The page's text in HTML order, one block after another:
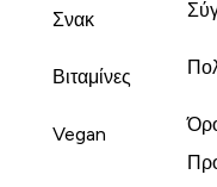
Σνακ
Βιταμίνες
Vegan